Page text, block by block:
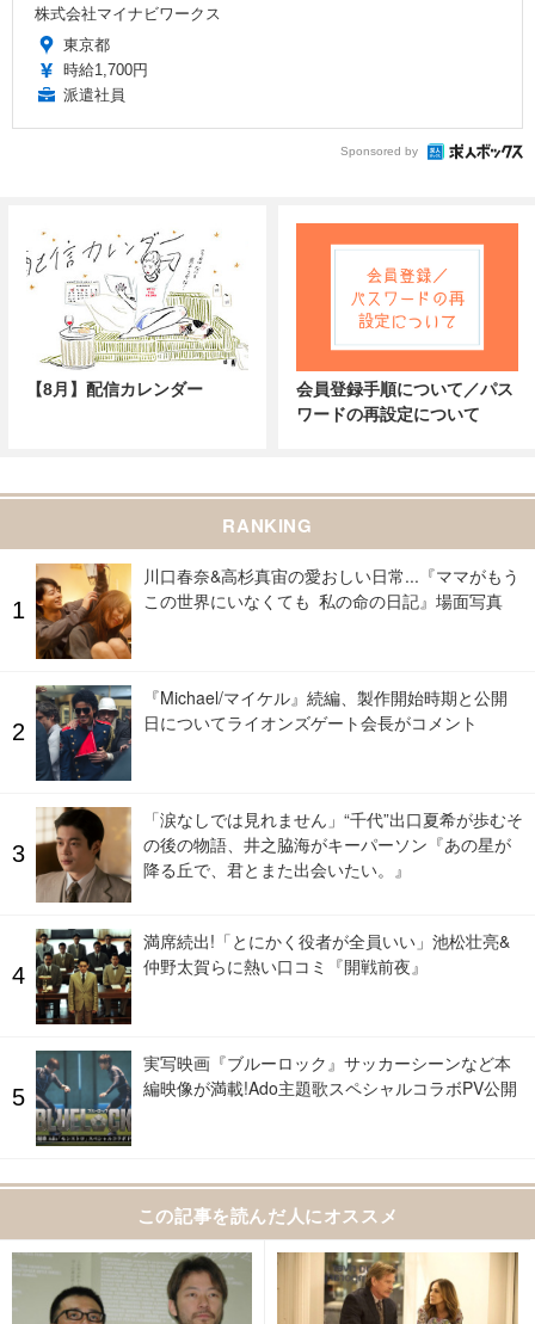
株式会社マイナビワークス
東京都
時給1,700円
派遣社員
Sponsored by
【8月】配信カレンダー
会員登録手順について／パス
ワードの再設定について
RANKING
川口春奈&高杉真宙の愛おしい日常...『ママがもう
この世界にいなくても 私の命の日記』場面写真
『Michael/マイケル』続編、製作開始時期と公開
日についてライオンズゲート会長がコメント
「涙なしでは見れません」“千代”出口夏希が歩むそ
の後の物語、井之脇海がキーパーソン『あの星が
降る丘で、君とまた出会いたい。』
満席続出!「とにかく役者が全員いい」池松壮亮&
仲野太賀らに熱い口コミ『開戦前夜』
実写映画『ブルーロック』サッカーシーンなど本
編映像が満載!Ado主題歌スペシャルコラボPV公開
この記事を読んだ人にオススメ